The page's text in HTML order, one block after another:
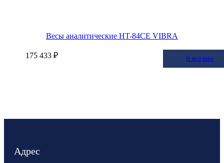
Весы аналитические HT-84CE VIBRA
В корзину
В корзине
175 433 ₽
Адрес